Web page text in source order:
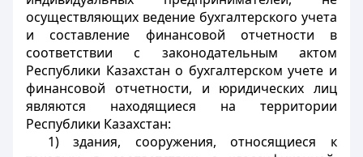
осуществляющих ведение бухгалтерского учета
и составление финансовой отчетности в
соответствии с законодательным актом
Республики Казахстан о бухгалтерском учете и
финансовой отчетности, и юридических лиц
являются находящиеся на территории
Республики Казахстан:
1) здания, сооружения, относящиеся к